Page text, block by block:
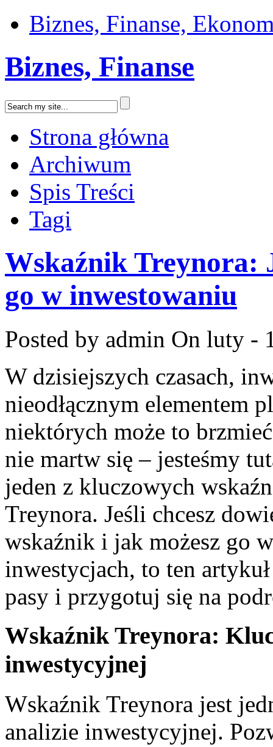
Biznes, Finanse,
Biznes, Finanse
Strona główna
Archiwum
Spis Treści
Tagi
Wskaźnik Treynora:
go w inwestowaniu
Posted by admin On luty -
W dzisiejszych‌ czasach,
nieodłącznym ⁣elementem⁢
niektórych może to
nie martw ‍się⁢ – jesteśmy
jeden⁣ z kluczowych
Treynora.‍ Jeśli chcesz‌
wskaźnik i jak ⁢możesz⁣ go
inwestycjach, to ten⁣
pasy i przygotuj się ‌na⁢
Wskaźnik Treynora:
inwestycyjnej
Wskaźnik Treynora jest
analizie inwestycyjnej.